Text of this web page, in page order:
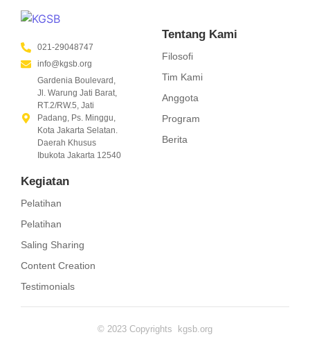
021-29048747
info@kgsb.org
Gardenia Boulevard,
Jl. Warung Jati Barat,
RT.2/RW.5, Jati
Padang, Ps. Minggu,
Kota Jakarta Selatan.
Daerah Khusus
Ibukota Jakarta 12540
Tentang Kami
Filosofi
Tim Kami
Anggota
Program
Berita
Kegiatan
Pelatihan
Pelatihan
Saling Sharing
Content Creation
Testimonials
© 2023 Copyrights kgsb.org